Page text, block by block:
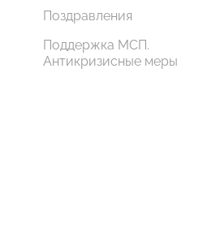
Поздравления
Поддержка МСП.
Антикризисные меры